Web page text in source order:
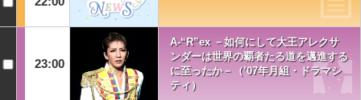
23:00
A-“R”ex －如何にして大王アレクサ
ンダーは世界の覇者たる道を邁進する
に至ったか－（’07年月組・ドラマシ
ティ）